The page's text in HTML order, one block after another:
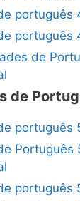
português
português
de
de
português
Português
português